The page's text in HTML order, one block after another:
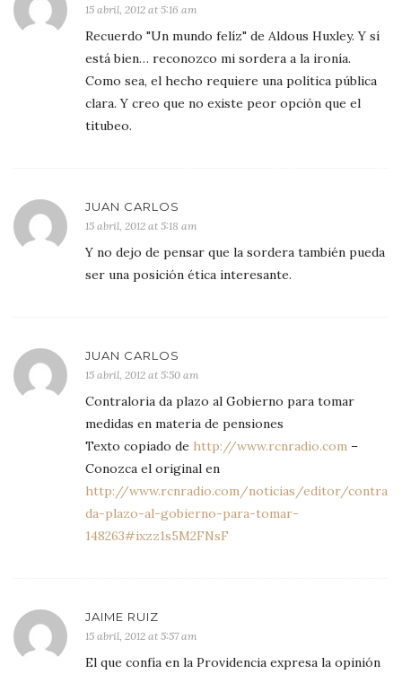
15 abril, 2012 at 5:16 am
Recuerdo "Un mundo felíz" de Aldous Huxley. Y sí
está bien… reconozco mi sordera a la ironía.
Como sea, el hecho requiere una política pública
clara. Y creo que no existe peor opción que el
titubeo.
JUAN CARLOS
15 abril, 2012 at 5:18 am
Y no dejo de pensar que la sordera también pueda
ser una posición ética interesante.
JUAN CARLOS
15 abril, 2012 at 5:50 am
Contraloria da plazo al Gobierno para tomar
medidas en materia de pensiones
Texto copiado de http://www.rcnradio.com –
Conozca el original en
http://www.rcnradio.com/noticias/editor/
da-plazo-al-gobierno-para-tomar-
148263#ixzz1s5M2FNsF
JAIME RUIZ
15 abril, 2012 at 5:57 am
El que confía en la Providencia expresa la opinión